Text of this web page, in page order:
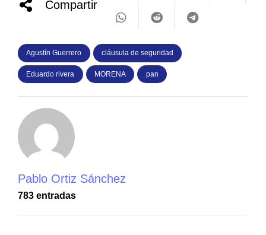
Compartir
Agustín Guerrero cláusula de seguridad
Eduardo rivera MORENA pan
Pablo Ortiz Sánchez
783 entradas